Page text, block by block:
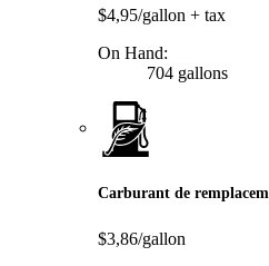
$4,95/gallon + tax
On Hand:
704 gallons
Carburant de
$3,86/gallon